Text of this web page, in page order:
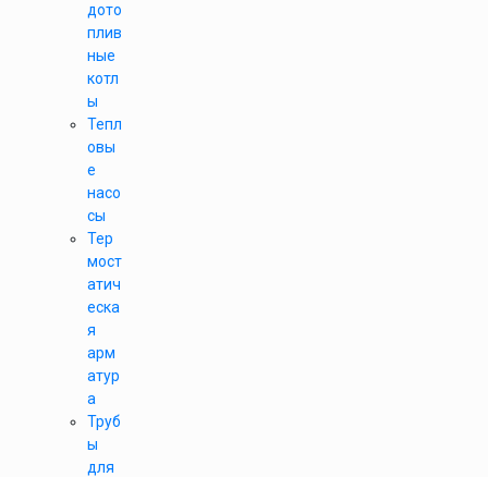
дото
плив
ные
котл
ы
Тепл
овы
е
насо
сы
Тер
мост
атич
еска
я
арм
атур
а
Труб
ы
для